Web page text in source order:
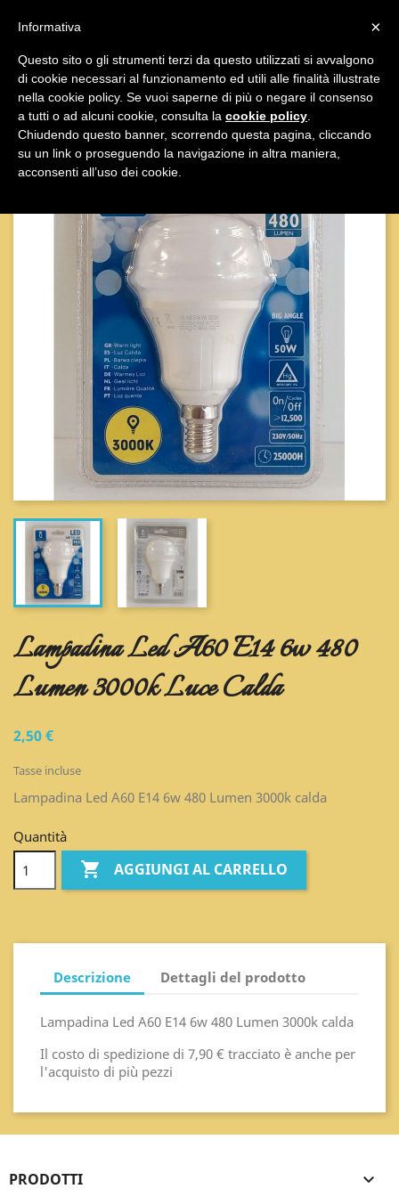


Lampadina Led A60 E14 6w 480
Lumen 3000k Luce Calda
2,50 €
Tasse incluse
Lampadina Led A60 E14 6w 480 Lumen 3000k calda
Quantità
 AGGIUNGI AL CARRELLO
Descrizione Dettagli del prodotto
Lampadina Led A60 E14 6w 480 Lumen 3000k calda
Il costo di spedizione di 7,90 € tracciato è anche per
l'acquisto di più pezzi
PRODOTTI 
×
Informativa
Questo sito o gli strumenti terzi da questo utilizzati si avvalgono
di cookie necessari al funzionamento ed utili alle finalità illustrate
nella cookie policy. Se vuoi saperne di più o negare il consenso
a tutti o ad alcuni cookie, consulta la cookie policy
Chiudendo questo banner, scorrendo questa pagina, cliccando
su un link o proseguendo la navigazione in altra maniera,
acconsenti all’uso dei cookie.